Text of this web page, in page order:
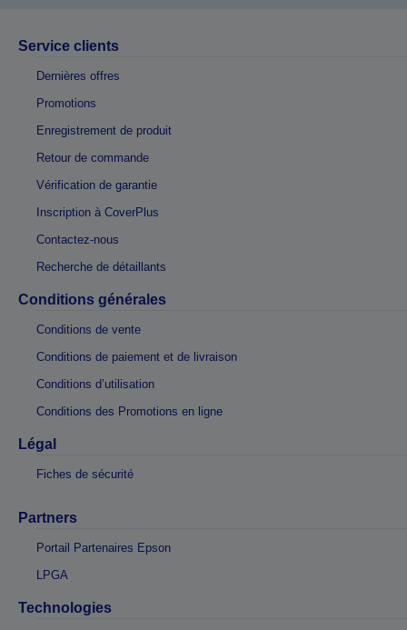
Service clients
Dernières offres
Promotions
Enregistrement de produit
Retour de commande
Vérification de garantie
Inscription à CoverPlus
Contactez-nous
Recherche de détaillants
Conditions générales
Conditions de vente
Conditions de paiement et de livraison
Conditions d’utilisation
Conditions des Promotions en ligne
Légal
Fiches de sécurité
Partners
Portail Partenaires Epson
LPGA
Technologies